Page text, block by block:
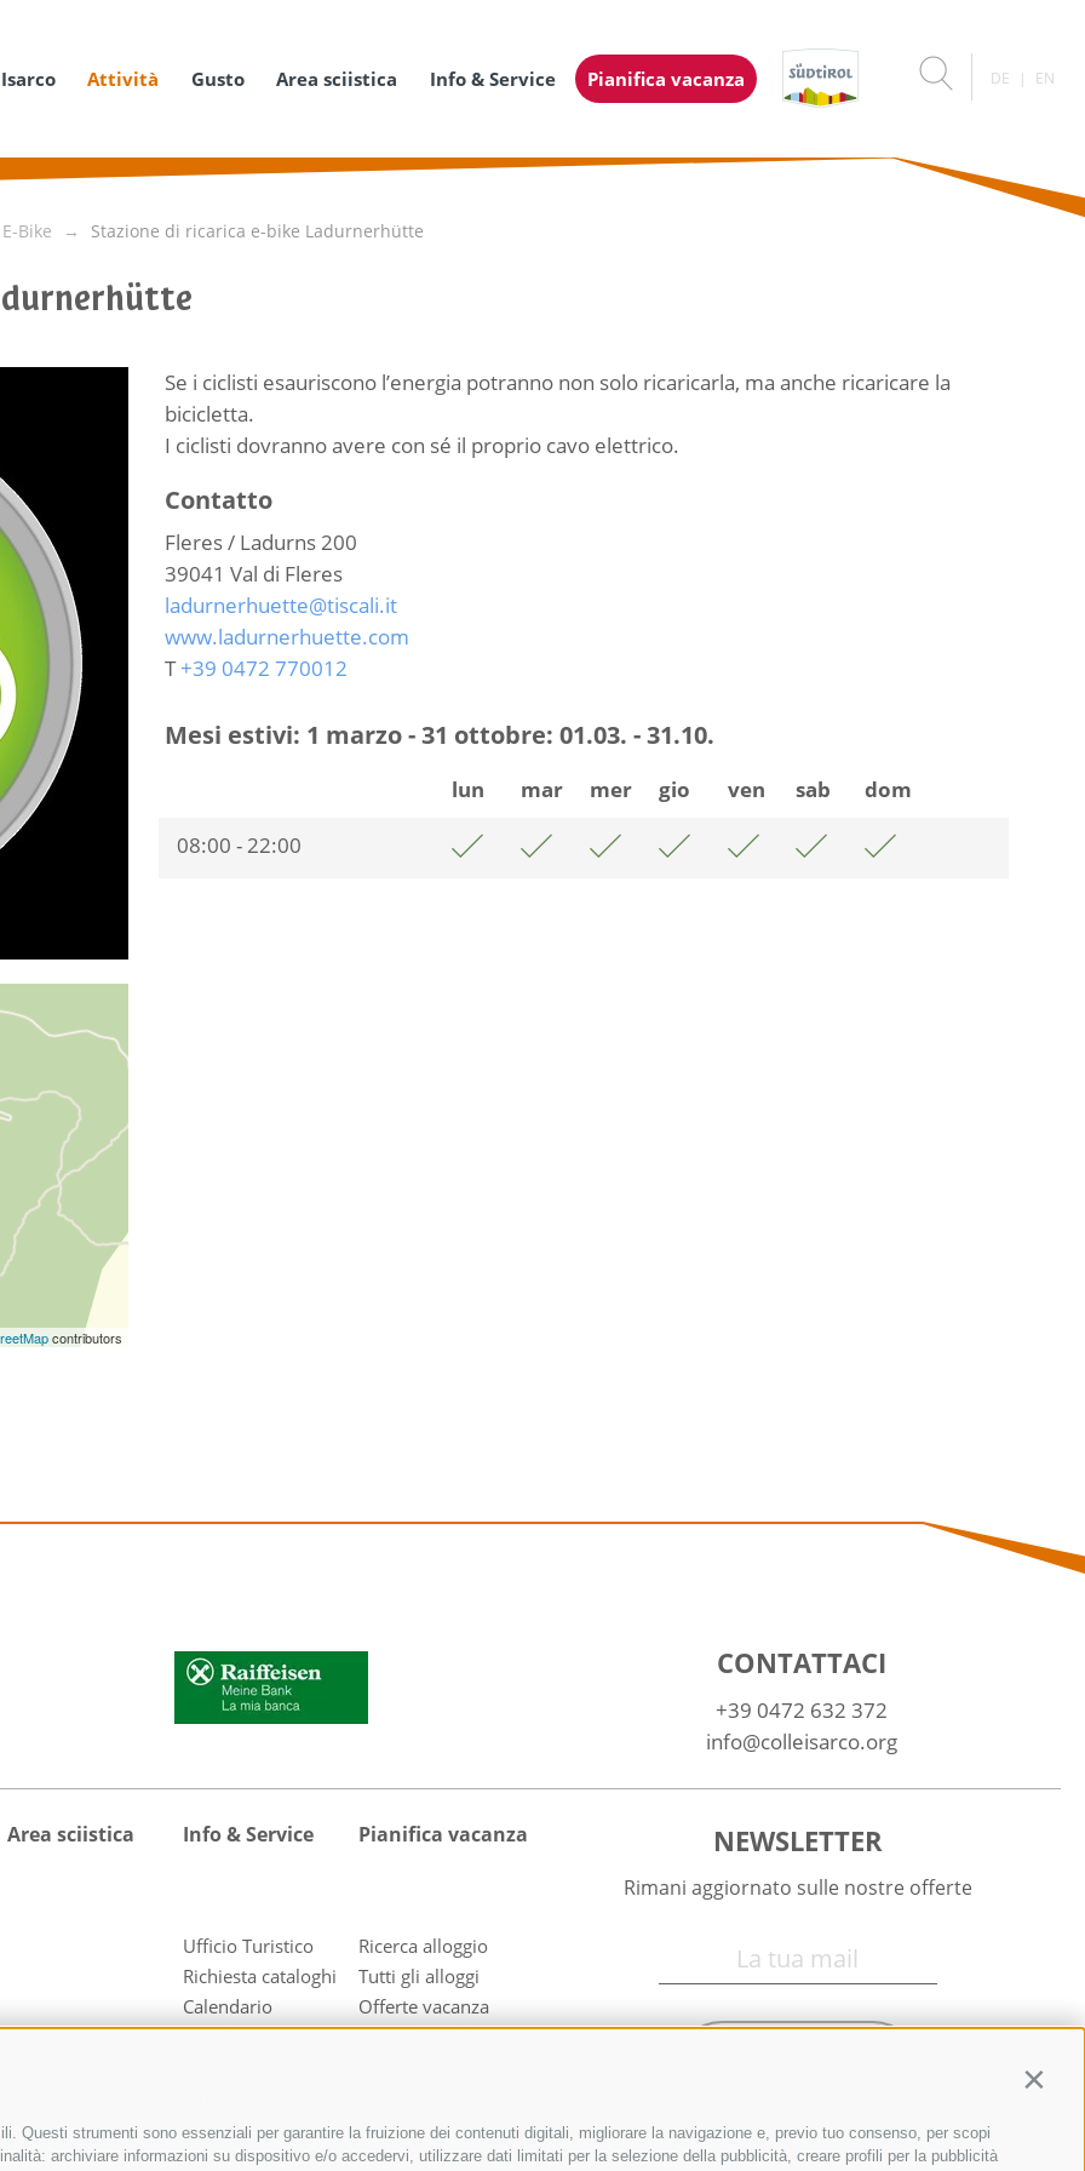
Questi strumenti sono essenziali per garantire la fruizione dei contenuti digitali, migliorare la navigazione e, previo tuo consenso, per scopi
archiviare informazioni su dispositivo e/o accedervi, utilizzare dati limitati per la selezione della pubblicità, creare profili per la pubblicità
Attività Gusto Area sciistica Info & Service Pianifica vacanza DE EN
Bike Stazione di ricarica e-bike Ladurnerhütte
contributors
Se i ciclisti esauriscono l’energia potranno non solo ricaricarla, ma anche ricaricare la
bicicletta.
I ciclisti dovranno avere con sé il proprio cavo elettrico.
Contatto
Fleres / Ladurns 200
39041 Val di Fleres
ladurnerhuette@tiscali.it
www.ladurnerhuette.com
T+39 0472 770012
Mesi estivi: 1 marzo - 31 ottobre: 01.03. - 31.10.
lun mar mer gio ven sab
dom
08:00 - 22:00
CONTATTACI
+39 0472 632 372
info@colleisarco.org
Area sciistica Info & Service
Ufficio Turistico
Richiesta cataloghi
Calendario
manifestazioni
Foto
Downloads
Pianifica vacanza
Ricerca alloggio
Tutti gli alloggi
Offerte vacanza
active CARD Colle
NEWSLETTER
Rimani aggiornato sulle nostre offerte